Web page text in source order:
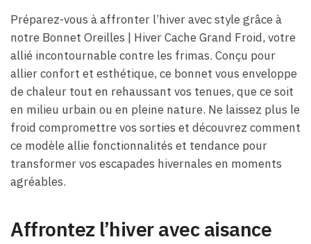
Préparez-vous à affronter l’hiver avec style grâce à
notre Bonnet Oreilles | Hiver Cache Grand Froid, votre
allié incontournable contre les frimas. Conçu pour
allier confort et esthétique, ce bonnet vous enveloppe
de chaleur tout en rehaussant vos tenues, que ce soit
en milieu urbain ou en pleine nature. Ne laissez plus le
froid compromettre vos sorties et découvrez comment
ce modèle allie fonctionnalités et tendance pour
transformer vos escapades hivernales en moments
agréables.
Affrontez l’hiver avec aisance